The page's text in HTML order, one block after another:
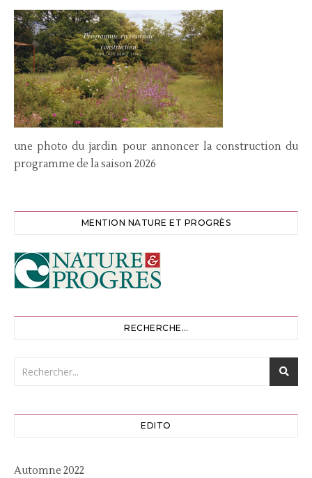
une photo du jardin pour annoncer la construction du
programme de la saison 2026
MENTION NATURE ET PROGRÈS
RECHERCHE…
EDITO
Automne 2022